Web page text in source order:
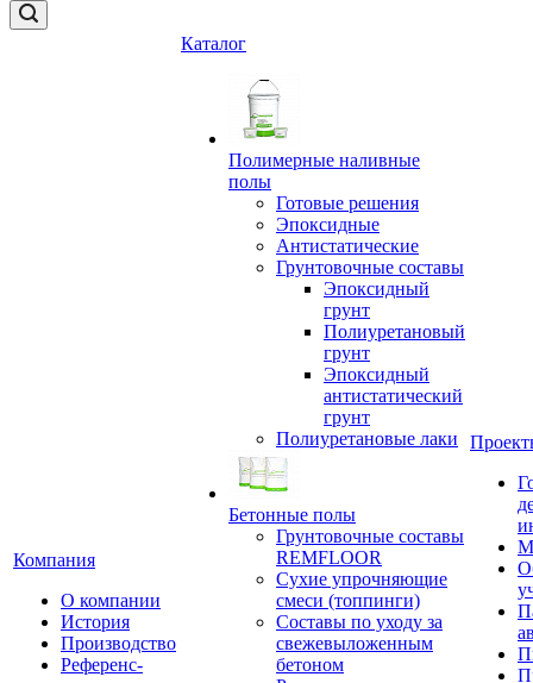
Компания
О компании
История
Производство
Референс-
Каталог
Полимерные наливные
полы
Готовые решения
Эпоксидные
Антистатические
Грунтовочные составы
Эпоксидный
грунт
Полиуретановый
грунт
Эпоксидный
антистатический
грунт
Полиуретановые лаки
Бетонные полы
Грунтовочные составы
REMFLOOR
Сухие упрочняющие
смеси (топпинги)
Составы по уходу за
свежевыложенным
бетоном